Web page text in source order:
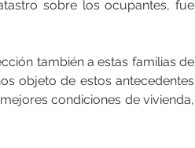
sobre los ocupantes, fue
también a estas familias de
objeto de estos antecedentes
condiciones de vivienda,